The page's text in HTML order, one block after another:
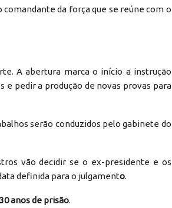
da força que se reúne com o
A abertura marca o início a instrução
e pedir a produção de novas provas para
serão conduzidos pelo gabinete do
vão decidir se o ex-presidente e os
definida para o julgamento.
anos de prisão.